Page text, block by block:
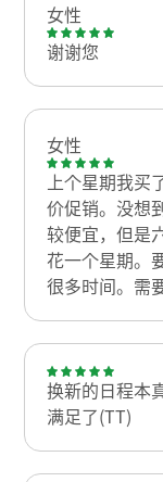
女性
谢谢您
女性
上个星期我买
价促销。没想
较便宜，但是
花一个星期。
很多时间。需
换新的日程本
满足了(TT)